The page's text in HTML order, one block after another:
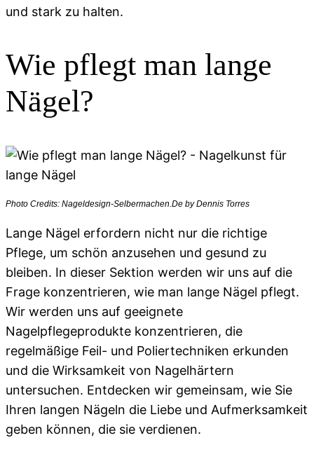
und stark zu halten.
Wie pflegt man lange
Nägel?
Photo Credits: Nageldesign-Selbermachen.De by Dennis Torres
Lange Nägel erfordern nicht nur die richtige
Pflege, um schön anzusehen und gesund zu
bleiben. In dieser Sektion werden wir uns auf die
Frage konzentrieren, wie man lange Nägel pflegt.
Wir werden uns auf geeignete
Nagelpflegeprodukte konzentrieren, die
regelmäßige Feil- und Poliertechniken erkunden
und die Wirksamkeit von Nagelhärtern
untersuchen. Entdecken wir gemeinsam, wie Sie
Ihren langen Nägeln die Liebe und Aufmerksamkeit
geben können, die sie verdienen.